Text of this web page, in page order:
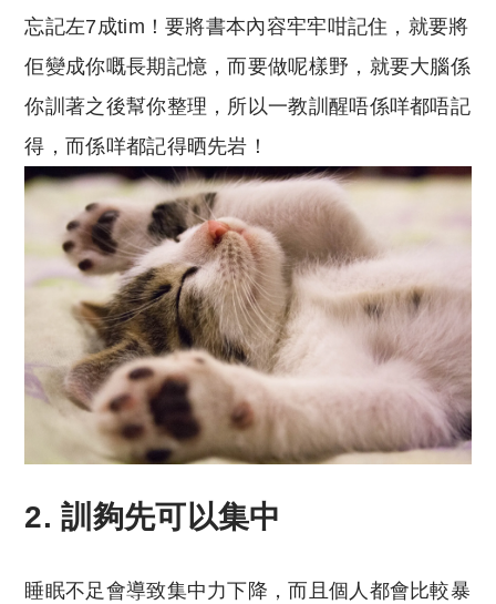
忘記左7成tim！要將書本內容牢牢咁記住，就要將
佢變成你嘅長期記憶，而要做呢樣野，就要大腦係
你訓著之後幫你整理，所以一教訓醒唔係咩都唔記
得，而係咩都記得晒先岩！
2. 訓夠先可以集中
睡眠不足會導致集中力下降，而且個人都會比較暴